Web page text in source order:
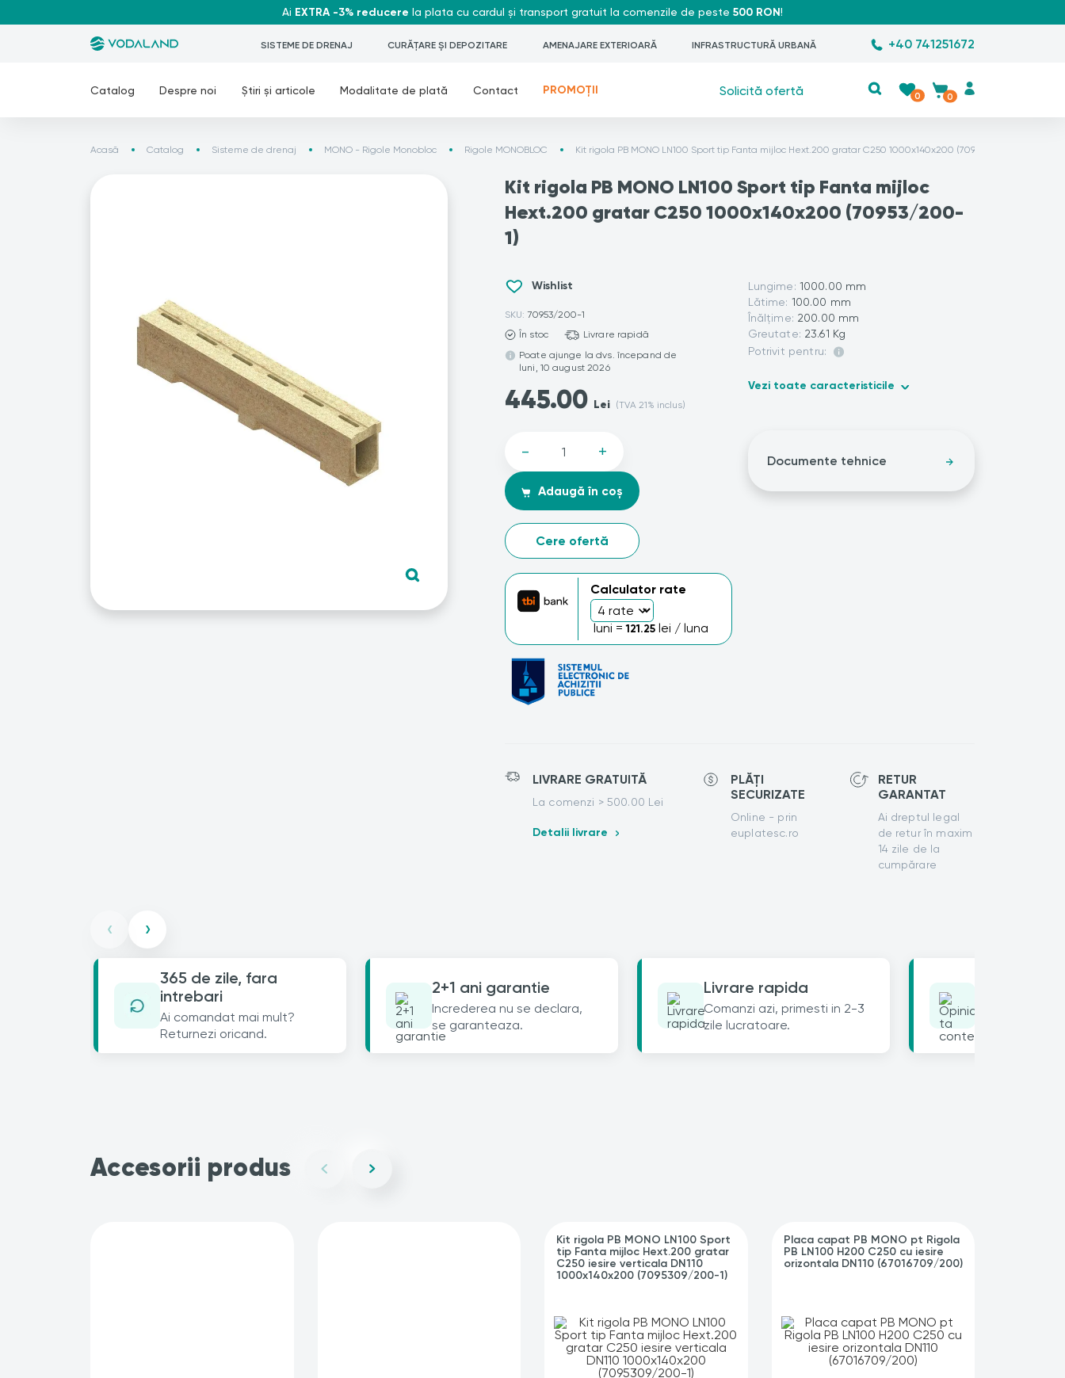
Ai EXTRA -3% reducere la plata cu cardul și transport gratuit la comenzile de peste 500 RON!
SISTEME DE DRENAJ CURĂȚARE ȘI DEPOZITARE AMENAJARE EXTERIOARĂ INFRASTRUCTURĂ URBANĂ +40 741251672
Catalog Despre noi Știri și articole Modalitate de plată Contact PROMOȚII Solicită ofertă 0 0
Acasă Catalog Sisteme de drenaj MONO - Rigole Monobloc Rigole MONOBLOC Kit rigola PB MONO LN100 Sport tip Fanta mijloc Hext.200 gratar C250 1000x140x200 (70953/200-1)
Kit rigola PB MONO LN100 Sport tip Fanta mijloc
Hext.200 gratar C250 1000x140x200 (70953/200-
1)
Wishlist
SKU: 70953/200-1
În stoc
Livrare rapidă
Poate ajunge la dvs. începand de
luni, 10 august 2026
445.00 Lei (TVA 21% inclus)
- +
Adaugă în coș
Cere ofertă
Calculator rate
luni =121.25lei / luna
Lungime: 1000.00 mm
Lătime: 100.00 mm
Înălțime: 200.00 mm
Greutate: 23.61 Kg
Potrivit pentru:
Vezi toate caracteristicile
Documente tehnice
LIVRARE GRATUITĂ
La comenzi > 500.00 Lei
Detalii livrare
PLĂȚI
SECURIZATE
Online - prin
euplatesc.ro
RETUR
GARANTAT
Ai dreptul legal
de retur în maxim
14 zile de la
cumpărare
‹ ›
365 de zile, fara
intrebari
Ai comandat mai mult?
Returnezi oricand.
2+1 ani garantie
Increderea nu se declara,
se garanteaza.
Livrare rapida
Comanzi azi, primesti in 2-3
zile lucratoare.
Accesorii produs
Kit rigola PB MONO LN100 Sport
tip Fanta mijloc Hext.200 gratar
C250 iesire verticala DN110
1000x140x200 (7095309/200-1)
Placa capat PB MONO pt Rigola
PB LN100 H200 C250 cu iesire
orizontala DN110 (67016709/200)